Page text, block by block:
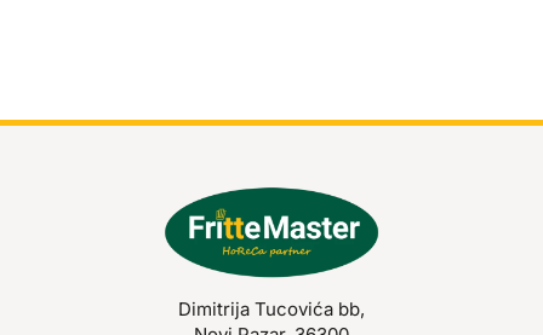
Dimitrija Tucovića bb,